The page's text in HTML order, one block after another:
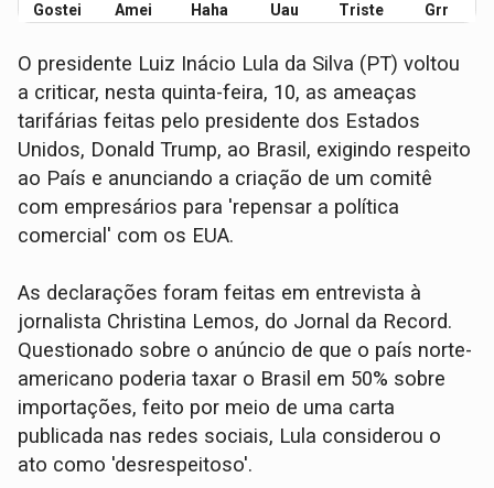
Gostei Amei Haha Uau Triste Grr
O presidente Luiz Inácio Lula da Silva (PT) voltou
a criticar, nesta quinta-feira, 10, as ameaças
tarifárias feitas pelo presidente dos Estados
Unidos, Donald Trump, ao Brasil, exigindo respeito
ao País e anunciando a criação de um comitê
com empresários para 'repensar a política
comercial' com os EUA.
As declarações foram feitas em entrevista à
jornalista Christina Lemos, do Jornal da Record.
Questionado sobre o anúncio de que o país norte-
americano poderia taxar o Brasil em 50% sobre
importações, feito por meio de uma carta
publicada nas redes sociais, Lula considerou o
ato como 'desrespeitoso'.